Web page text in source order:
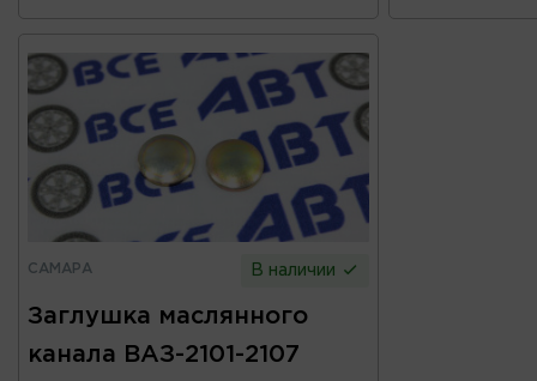
САМАРА В наличии
Заглушка маслянного
канала ВАЗ-2101-2107